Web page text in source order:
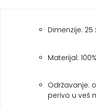
Dimenzije: 25
Materijal:
Održavanje:
perivo u veš